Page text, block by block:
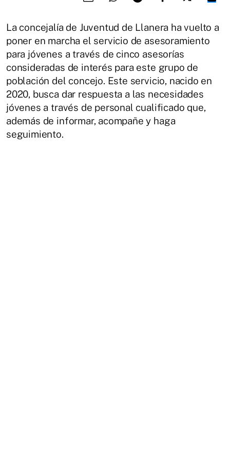
La concejalía de Juventud de Llanera ha vuelto a
poner en marcha el servicio de asesoramiento
para jóvenes a través de cinco asesorías
consideradas de interés para este grupo de
población del concejo. Este servicio, nacido en
2020, busca dar respuesta a las necesidades
jóvenes a través de personal cualificado que,
además de informar, acompañe y haga
seguimiento.